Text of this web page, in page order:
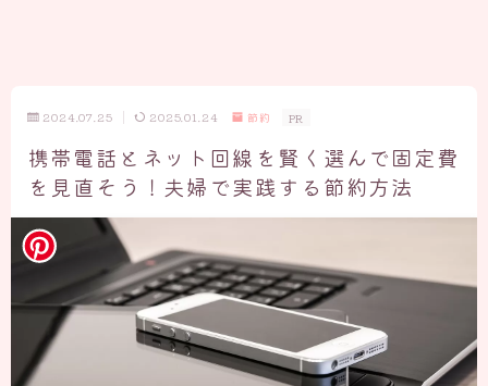
2024.07.25 2025.01.24 節約 PR
携帯電話とネット回線を賢く選んで固定費
を見直そう！夫婦で実践する節約方法